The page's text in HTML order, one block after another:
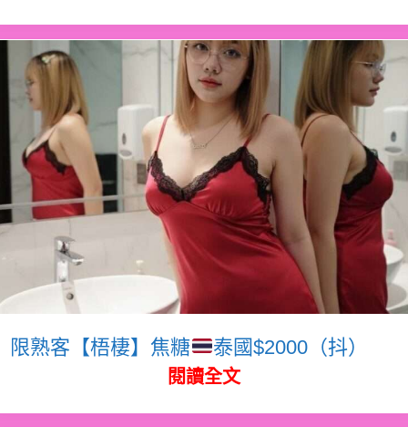
限熟客【梧棲】焦糖 泰國$2000（抖）
閱讀全文